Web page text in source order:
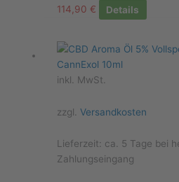
114,90 € Details
inkl. MwSt.
zzgl.Versandkosten
Lieferzeit: ca. 5 Tage bei
Zahlungseingang